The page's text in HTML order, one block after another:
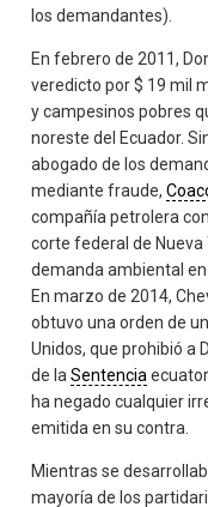
los demandantes).
En febrero de 2011,
veredicto por $ 19 mil
y campesinos pobres
noreste del Ecuador.
abogado de los
mediante fraude,
compañía petrolera
corte federal de Nueva
demanda ambiental
En marzo de 2014,
obtuvo una orden de
Unidos, que prohibió a
de laSentencia
ha negado cualquier
emitida en su contra.
Mientras se
mayoría de los